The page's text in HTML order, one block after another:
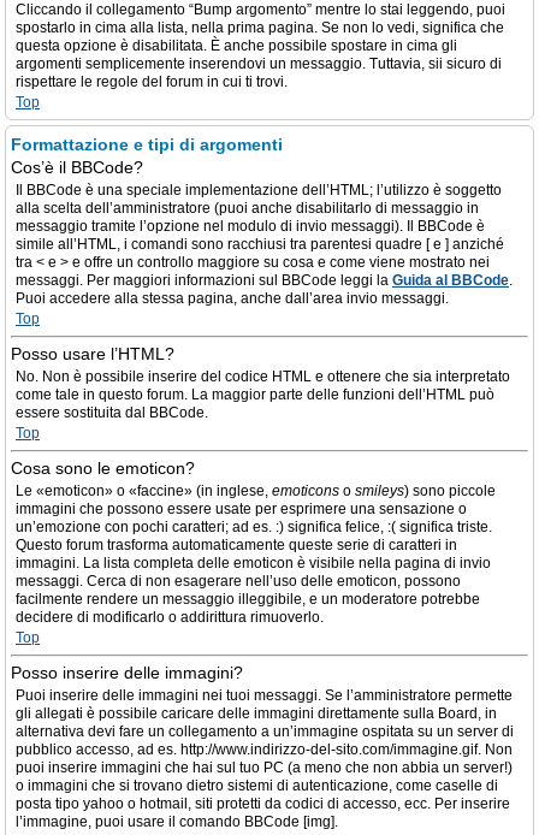
Cliccando il collegamento “Bump argomento” mentre lo stai leggendo, puoi
spostarlo in cima alla lista, nella prima pagina. Se non lo vedi, significa che
questa opzione è disabilitata. È anche possibile spostare in cima gli
argomenti semplicemente inserendovi un messaggio. Tuttavia, sii sicuro di
rispettare le regole del forum in cui ti trovi.
Top
Formattazione e tipi di argomenti
Cos’è il BBCode?
Il BBCode è una speciale implementazione dell’HTML; l’utilizzo è soggetto
alla scelta dell’amministratore (puoi anche disabilitarlo di messaggio in
messaggio tramite l’opzione nel modulo di invio messaggi). Il BBCode è
simile all’HTML, i comandi sono racchiusi tra parentesi quadre [ e ] anziché
tra < e > e offre un controllo maggiore su cosa e come viene mostrato nei
messaggi. Per maggiori informazioni sul BBCode leggi la Guida al BBCode.
Puoi accedere alla stessa pagina, anche dall’area invio messaggi.
Top
Posso usare l’HTML?
No. Non è possibile inserire del codice HTML e ottenere che sia interpretato
come tale in questo forum. La maggior parte delle funzioni dell’HTML può
essere sostituita dal BBCode.
Top
Cosa sono le emoticon?
Le «emoticon» o «faccine» (in inglese, emoticons o smileys) sono piccole
immagini che possono essere usate per esprimere una sensazione o
un’emozione con pochi caratteri; ad es. :) significa felice, :( significa triste.
Questo forum trasforma automaticamente queste serie di caratteri in
immagini. La lista completa delle emoticon è visibile nella pagina di invio
messaggi. Cerca di non esagerare nell’uso delle emoticon, possono
facilmente rendere un messaggio illeggibile, e un moderatore potrebbe
decidere di modificarlo o addirittura rimuoverlo.
Top
Posso inserire delle immagini?
Puoi inserire delle immagini nei tuoi messaggi. Se l’amministratore permette
gli allegati è possibile caricare delle immagini direttamente sulla Board, in
alternativa devi fare un collegamento a un’immagine ospitata su un server di
pubblico accesso, ad es. http://www.indirizzo-del-sito.com/immagine.gif. Non
puoi inserire immagini che hai sul tuo PC (a meno che non abbia un server!)
o immagini che si trovano dietro sistemi di autenticazione, come caselle di
posta tipo yahoo o hotmail, siti protetti da codici di accesso, ecc. Per inserire
l’immagine, puoi usare il comando BBCode [img].